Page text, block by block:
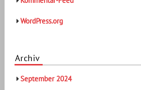
WordPress.org
Archiv
September 2024